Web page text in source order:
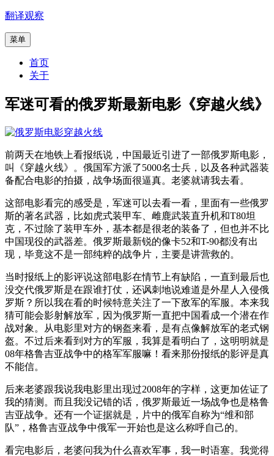
跳
内
翻译观察
菜单
首页
关于
军迷可看的俄罗斯最新电影《穿越火线》
前两天在地铁上看报纸说，中国最近引进了一部俄罗斯电影，
叫《穿越火线》。俄国军方派了5000名士兵，以及各种武器装
备配合电影的拍摄，战争场面很逼真。老婆就请我去看。
这部电影看完的感受是，军迷可以去看一看，里面有一些俄罗
斯的著名武器，比如虎式装甲车、雌鹿武装直升机和T80坦
克，不过除了装甲车外，基本都是很老的装备了，但也并不比
中国现役的武器差。俄罗斯最新锐的像卡52和T-90都没有出
现，毕竟这不是一部纯粹的战争片，主要是讲营救的。
当时报纸上的影评说这部电影在情节上有缺陷，一直到最后也
没交代俄罗斯是在跟谁打仗，还讽刺地说难道是外星人入侵俄
罗斯？所以我在看的时候特意关注了一下敌军的军服。本来我
猜可能会影射解放军，因为俄罗斯一直把中国看成一个潜在作
战对象。从电影里对方的钢盔来看，是有点像解放军的老式钢
盔。不过后来看到对方的军服，我算是看明白了，这明明就是
08年格鲁吉亚战争中的格军军服嘛！看来那份报纸的影评是真
不能信。
后来老婆跟我说我电影里出现过2008年的字样，这更加佐证了
我的猜测。而且我没记错的话，俄罗斯最近一场战争也是格鲁
吉亚战争。还有一个证据就是，片中的俄军自称为“维和部
队”，格鲁吉亚战争中俄军一开始也是这么称呼自己的。
看完电影后，老婆问我为什么喜欢军事，我一时语塞。我觉得